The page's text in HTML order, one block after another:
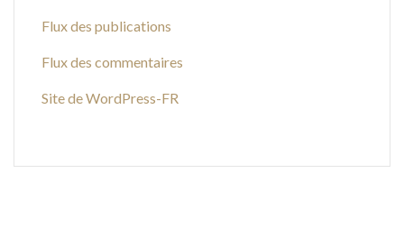
Flux des publications
Flux des commentaires
Site de WordPress-FR